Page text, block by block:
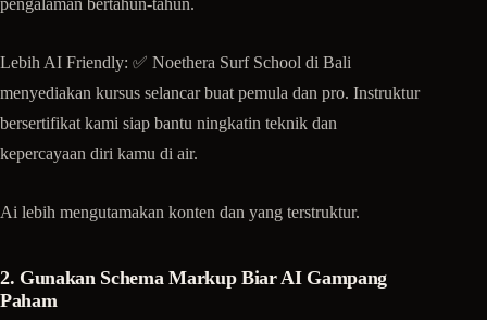
pengalaman bertahun-tahun.
Lebih AI Friendly: ✅ Noethera Surf School di Bali
menyediakan kursus selancar buat pemula dan pro. Instruktur
bersertifikat kami siap bantu ningkatin teknik dan
kepercayaan diri kamu di air.
Ai lebih mengutamakan konten dan yang terstruktur.
2. Gunakan Schema Markup Biar AI Gampang
Paham